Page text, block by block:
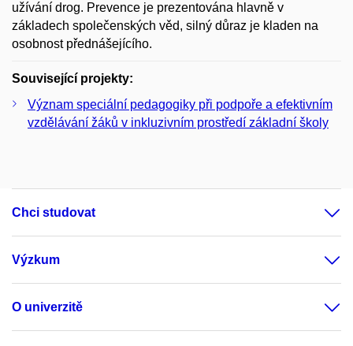
užívání drog. Prevence je prezentována hlavně v
základech společenských věd, silný důraz je kladen na
osobnost přednášejícího.
Související projekty:
Význam speciální pedagogiky při podpoře a efektivním
vzdělávání žáků v inkluzivním prostředí základní školy
Chci studovat
Výzkum
O univerzitě